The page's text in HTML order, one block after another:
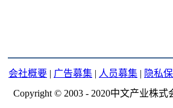
会社概要 | 广告募集 | 人员募集 | 隐私
Copyright © 2003 - 2020中文产业株式